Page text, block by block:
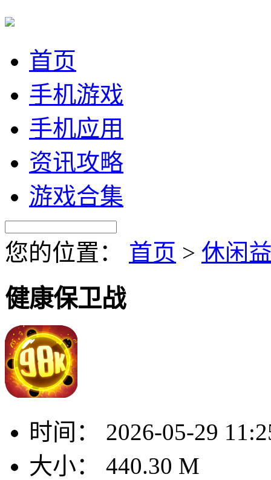
首页
手机游戏
手机应用
资讯攻略
游戏合集
您的位置： 首页 > 休闲
健康保卫战
时间：
2026-05-29
大小：
440.30 M